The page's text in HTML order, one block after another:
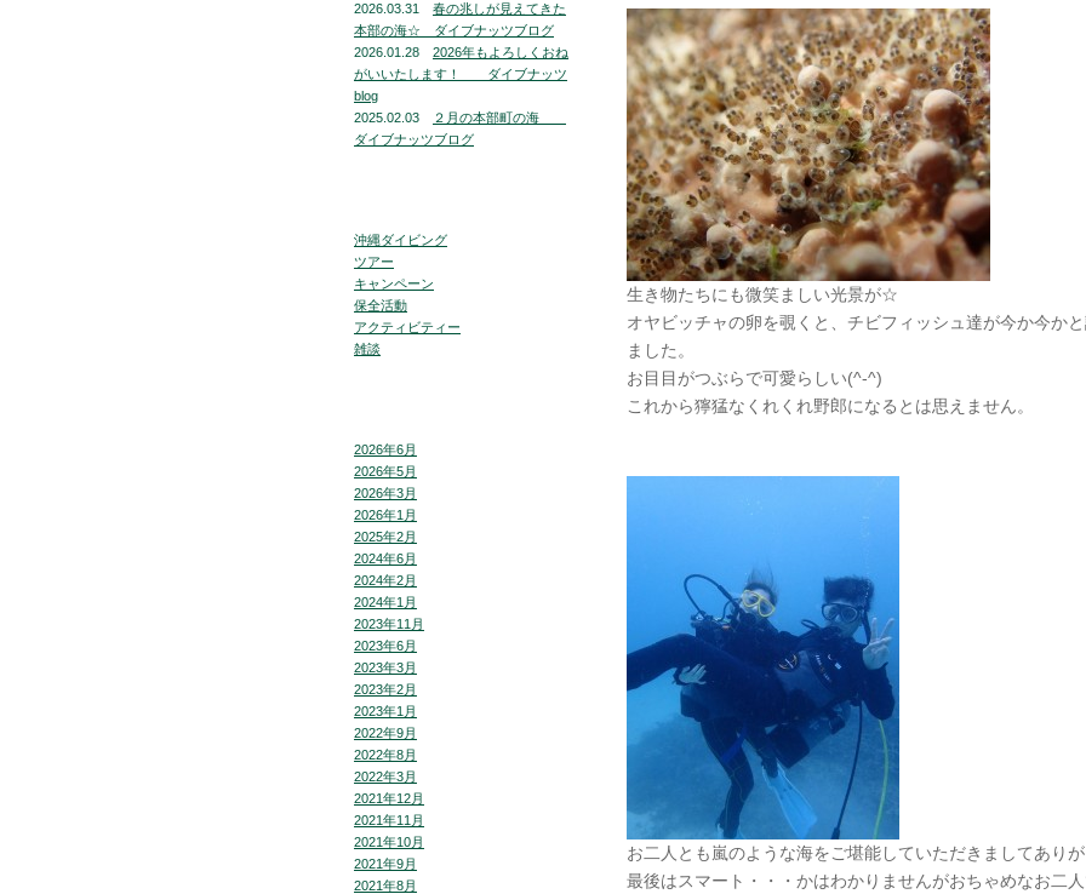
2026.03.31
春の兆しが見えてきた
本部の海☆ ダイブナッツブログ
2026.01.28
2026年もよろしくおね
がいいたします！ ダイブナッツ
blog
2025.02.03
２月の本部町の海
ダイブナッツブログ
沖縄ダイビング
ツアー
キャンペーン
保全活動
アクティビティー
雑談
2026年6月
2026年5月
2026年3月
2026年1月
2025年2月
2024年6月
2024年2月
2024年1月
2023年11月
2023年6月
2023年3月
2023年2月
2023年1月
2022年9月
2022年8月
2022年3月
2021年12月
2021年11月
2021年10月
2021年9月
2021年8月
生き物たちにも微笑ましい光景が☆
オヤビッチャの卵を覗くと、チビフィッシュ達が今か今か
ました。
お目目がつぶらで可愛らしい(^-^)
これから獰猛なくれくれ野郎になるとは思えません。
お二人とも嵐のような海をご堪能していただきましてありが
最後はスマート・・・かはわかりませんがおちゃめなお二人